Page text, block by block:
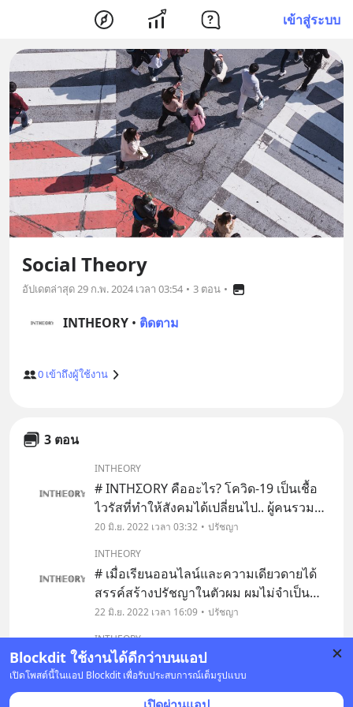
เข้าสู่ระบบ
Blockdit ใช้งานได้ดีกว่าบนแอป
เปิดโพสต์นี้ในแอป Blockdit เพื่อรับประสบการณ์เต็มรูปแบบ
Social Theory
อัปเดตล่าสุด29 ก.พ. 2024 เวลา 03:54 • 3 ตอน •
INTHEORY • ติดตาม
0 เข้าถึงผู้ใช้งาน
3 ตอน
INTHEORY
# INTHΣORY คืออะไร? โควิด-19 เป็นเชื้อ
ไวรัสที่ทำให้สังคมได้เปลี่ยนไป.. ผู้คนรวมถึง
ตัวผมได้เปลี่ยนไป.. 2 ปีที่ผ่านมา ชีวิตในรั้ว
เล็กไม่ใหญ่ของผมเพียงเท่านั้น ไม่เจอ
20 มิ.ย. 2022 เวลา 03:32
ปรัชญา
INTHEORY
# เมื่อเรียนออนไลน์และความเดียวดายได้
สรรค์สร้างปรัชญาในตัวผม ผมไม่จำเป็น
ต้องจำเรื่องราววันแรกในรั้วมหา’ลัยของผม
หนังม้วนเดิม ที่เวลาผู้คนกลุ่มใหญ่ๆ ถูกย้าย
เข
22 มิ.ย. 2022 เวลา 16:09
ปรัชญา
INTHEORY
ทำไมงานกลุ่มถึงทำให้แตกความสามัคคีได้
ล่ะ? (1) อาจารย์: “มีนักเรียนมาคอมเพลนว่า
ถ้าจัดกลุ่มตามลำดับเลขที่ มันทำให้เรามี
5 ก.ค. 2022 เวลา 04:30 ปรัชญา